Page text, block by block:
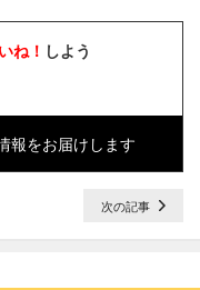
ね！ しよう
報をお届けします
次の記事